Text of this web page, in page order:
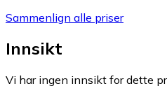
Sammenlign alle priser
Innsikt
Vi har ingen innsikt for dette